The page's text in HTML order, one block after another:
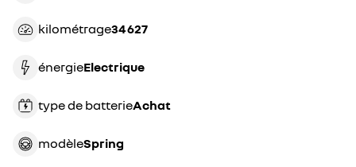
kilométrage 34 627
énergie electrique
type de batterie achat
modèle Spring